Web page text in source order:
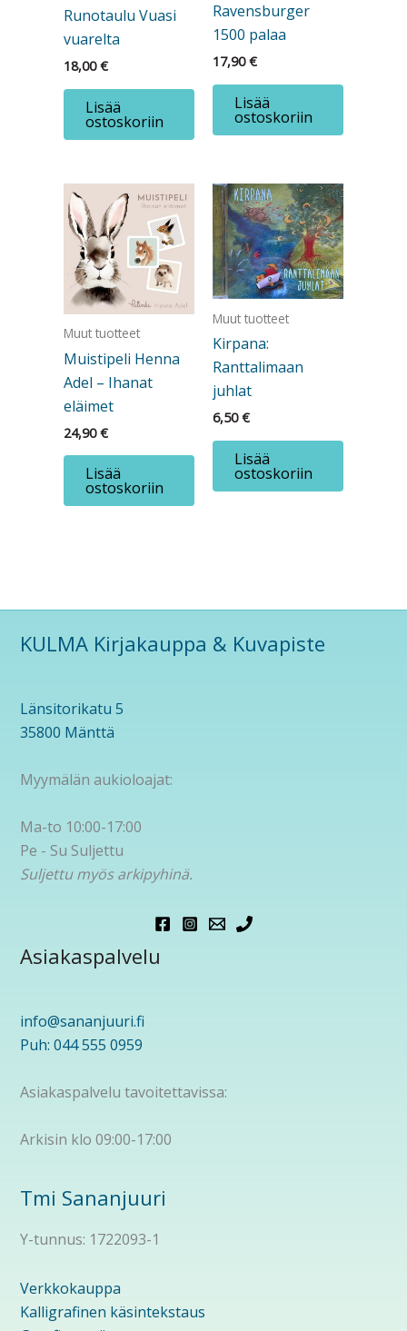
Runotaulu Vuasi
vuarelta
18,00€
Lisää
ostoskoriin
Ravensburger
1500 palaa
17,90€
Lisää
ostoskoriin
Muut tuotteet
Muistipeli Henna
Adel – Ihanat
eläimet
24,90€
Lisää
ostoskoriin
Muut tuotteet
Kirpana:
Ranttalimaan
juhlat
6,50€
Lisää
ostoskoriin
KULMA Kirjakauppa & Kuvapiste
Länsitorikatu 5
35800 Mänttä
Myymälän aukioloajat:
Ma-to 10:00-17:00
Pe - Su Suljettu
Suljettu myös arkipyhinä.
Asiakaspalvelu
info@sananjuuri.fi
Puh: 044 555 0959
Asiakaspalvelu tavoitettavissa:
Arkisin klo 09:00-17:00
Tmi Sananjuuri
Y-tunnus: 1722093-1
Verkkokauppa
Kalligrafinen käsintekstaus